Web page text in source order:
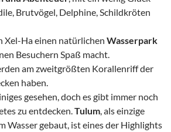
Brutvögel, Delphine, Schildkröten
Xel-Ha einen natürlichen Wasserpark
Besuchern Spaß macht.
am zweitgrößten Korallenriff der
haben.
gesehen, doch es gibt immer noch
zu entdecken. Tulum , als einzige
Wasser gebaut, ist eines der Highlights